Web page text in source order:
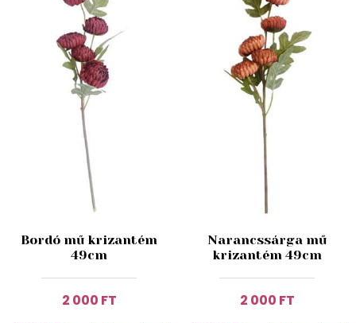
Bordó mű krizantém
49cm
2 000 FT
Narancssárga mű
krizantém 49cm
2 000 FT